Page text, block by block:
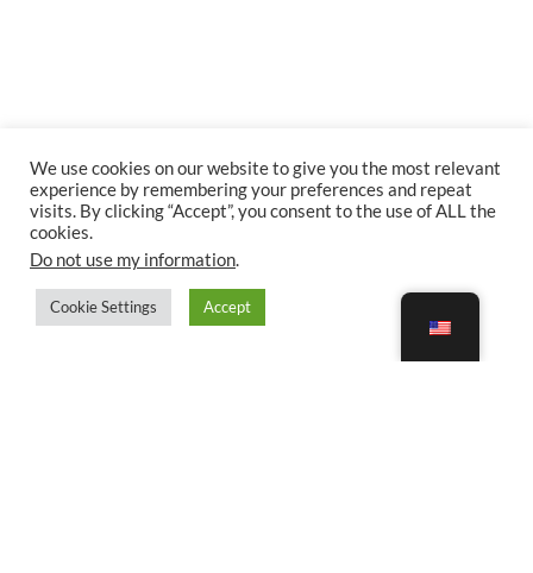
We use cookies on our website to give you the most relevant
experience by remembering your preferences and repeat
visits. By clicking “Accept”, you consent to the use of ALL the
cookies.
Do not use my information.
Cookie Settings Accept